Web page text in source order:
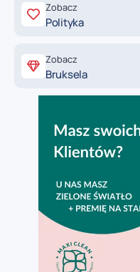
Zobacz
Polityka
Zobacz
Bruksela